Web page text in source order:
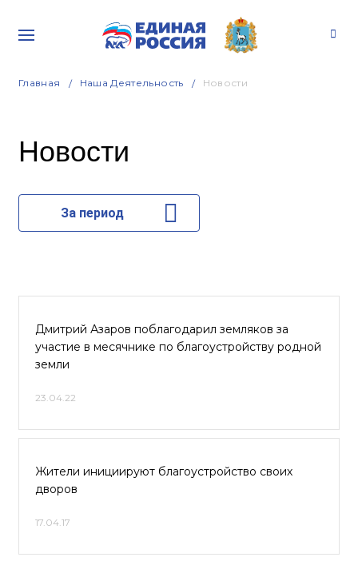
Главная Наша Деятельность Новости
Новости
За период
Дмитрий Азаров поблагодарил земляков за
участие в месячнике по благоустройству родной
земли
23.04.22
Жители инициируют благоустройство своих
дворов
17.04.17